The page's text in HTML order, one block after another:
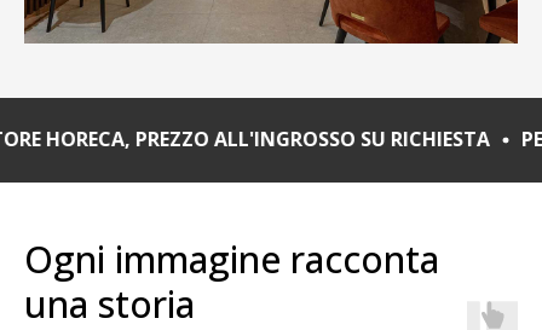
PREZZO ALL'INGROSSO SU RICHIESTA PER IL
Ogni immagine racconta
una storia